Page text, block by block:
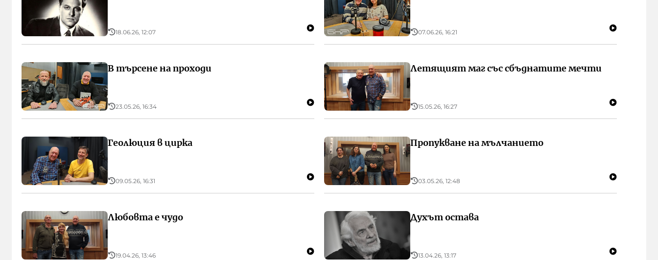
18.06.26, 12:07 07.06.26, 16:21
В търсене на проходи
23.05.26, 16:34
Летящият маг със сбъднатите мечти
15.05.26, 16:27
Геолюция в цирка
09.05.26, 16:31
Пропукване на мълчанието
03.05.26, 12:48
Любовта е чудо
19.04.26, 13:46
Духът остава
13.04.26, 13:17